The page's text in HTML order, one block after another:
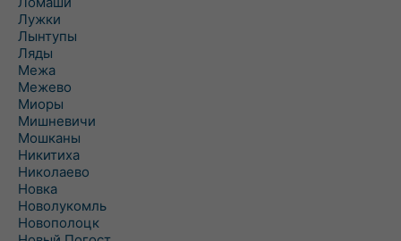
Лужки
Лынтупы
Ляды
Межа
Межево
Миоры
Мишневичи
Мошканы
Никитиха
Николаево
Новка
Новолукомль
Новополоцк